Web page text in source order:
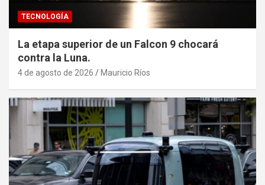
TECNOLOGÍA
La etapa superior de un Falcon 9 chocará
contra la Luna.
4 de agosto de 2026 Mauricio Ríos